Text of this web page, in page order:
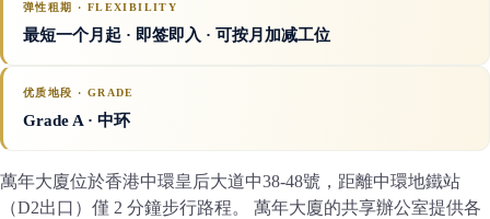
弹性租期 · FLEXIBILITY
最短一个月起 · 即签即入 · 可按月加减工位
优质地段 · GRADE
Grade A· 中环
萬年大廈位於香港中環皇后大道中38-48號，距離中環地鐵站
（D2出口）僅 2 分鐘步行路程。 萬年大廈的共享辦公室提供各